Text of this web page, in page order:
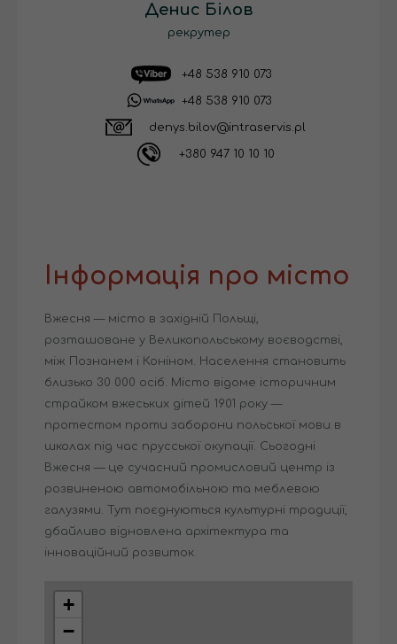
Денис Білов
рекрутер
+48 538 910 073
+48 538 910 073
denys.bilov@intraservis.pl
+380 947 10 10 10
Інформація про місто
Вжесня — місто в західній Польщі,
розташоване у Великопольському воєводстві,
між Познанем і Коніном. Населення становить
близько 30 000 осіб. Місто відоме історичним
страйком вжеських дітей 1901 року —
протестом проти заборони польської мови в
школах під час прусської окупації. Сьогодні
Вжесня — це сучасний промисловий центр із
розвиненою автомобільною та меблевою
галузями. Тут поєднуються культурні традиції,
дбайливо відновлена архітектура та
інноваційний розвиток.
+
−